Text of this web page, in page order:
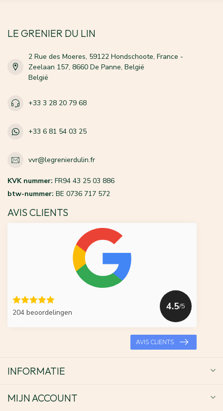
LE GRENIER DU LIN
2 Rue des Moeres, 59122 Hondschoote, France -
Zeelaan 157, 8660 De Panne, België
België
+33 3 28 20 79 68
+33 6 81 54 03 25
vvr@legrenierdulin.fr
KVK nummer: FR94 43 25 03 886
btw-nummer: BE 0736 717 572
AVIS CLIENTS
204 beoordelingen
4.5/5
AVIS CLIENTS
INFORMATIE
MIJN ACCOUNT